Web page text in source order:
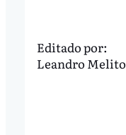
Editado por:
Leandro Melito